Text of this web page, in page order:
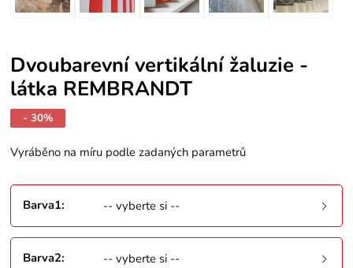
Dvoubarevní vertikální žaluzie -
látka REMBRANDT
- 30%
Vyráběno na míru podle zadaných parametrů
Barva1: -- vyberte si --
Barva2: -- vyberte si --